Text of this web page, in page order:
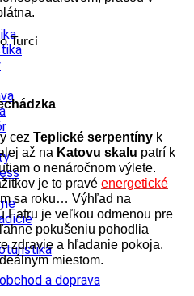
a doprava
cez Teplické serpentíny k
až na Katovu skalu patrí k
o nenáročnom výlete.
je to pravé energetické
sa roku… Výhľad na
Fatru je veľkou odmenou pre
pokušeniu pohodlia
zdravie a hľadanie pokoja.
miestom.